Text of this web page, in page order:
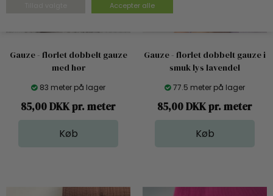
Gauze - florlet dobbelt gauze
med hør
83 meter på lager
85,00 DKK pr. meter
Gauze - florlet dobbelt gauze i
smuk lys lavendel
77.5 meter på lager
85,00 DKK pr. meter